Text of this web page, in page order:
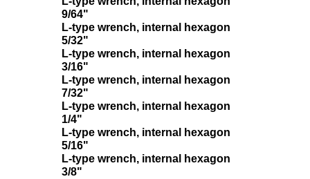
9/64"
L-type wrench, internal hexagon
5/32"
L-type wrench, internal hexagon
3/16"
L-type wrench, internal hexagon
7/32"
L-type wrench, internal hexagon
1/4"
L-type wrench, internal hexagon
5/16"
L-type wrench, internal hexagon
3/8"